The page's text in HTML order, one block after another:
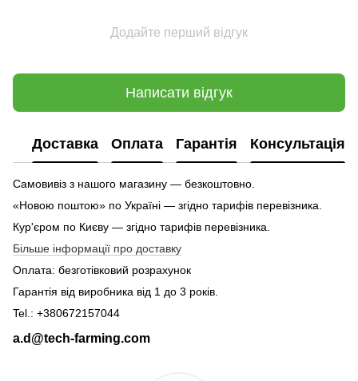
Додайте перший відгук
Написати відгук
Доставка Оплата Гарантія Консультація
Самовивіз з нашого магазину — безкоштовно.
«Новою поштою» по Україні — згідно тарифів перевізника.
Кур'єром по Києву — згідно тарифів перевізника.
Більше інформації про доставку
Оплата: безготівковий розрахунок
Гарантія від виробника від 1 до 3 років.
Tel.: +380672157044
a.d@tech-farming.com